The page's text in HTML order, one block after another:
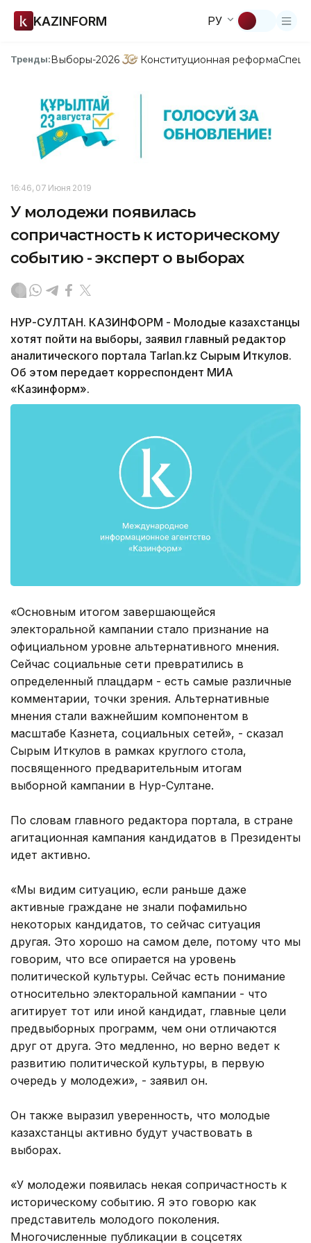
KAZINFORM РУ
Тренды:Выборы-2026 Конституционная реформа
16:46, 07 Июня 2019
У молодежи появилась
сопричастность к историческому
событию - эксперт о выборах
НУР-СУЛТАН. КАЗИНФОРМ - Молодые казахстанцы
хотят пойти на выборы, заявил главный редактор
аналитического портала Tarlan.kz Сырым Иткулов.
Об этом передает корреспондент МИА
«Казинформ».
«Основным итогом завершающейся
электоральной кампании стало признание на
официальном уровне альтернативного мнения.
Сейчас социальные сети превратились в
определенный плацдарм - есть самые различные
комментарии, точки зрения. Альтернативные
мнения стали важнейшим компонентом в
масштабе Казнета, социальных сетей», - сказал
Сырым Иткулов в рамках круглого стола,
посвященного предварительным итогам
выборной кампании в Нур-Султане.
По словам главного редактора портала, в стране
агитационная кампания кандидатов в Президенты
идет активно.
«Мы видим ситуацию, если раньше даже
активные граждане не знали пофамильно
некоторых кандидатов, то сейчас ситуация
другая. Это хорошо на самом деле, потому что мы
говорим, что все опирается на уровень
политической культуры. Сейчас есть понимание
относительно электоральной кампании - что
агитирует тот или иной кандидат, главные цели
предвыборных программ, чем они отличаются
друг от друга. Это медленно, но верно ведет к
развитию политической культуры, в первую
очередь у молодежи», - заявил он.
Он также выразил уверенность, что молодые
казахстанцы активно будут участвовать в
выборах.
«У молодежи появилась некая сопричастность к
историческому событию. Я это говорю как
представитель молодого поколения.
Многочисленные публикации в соцсетях